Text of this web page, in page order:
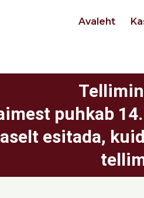
Avaleht
puhkab
esitada,